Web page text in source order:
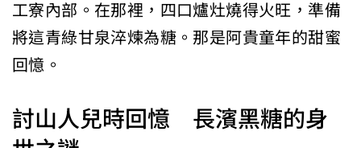
工寮內部。在那裡，四口爐灶燒得火旺，準備
將這青綠甘泉淬煉為糖。那是阿貴童年的甜蜜
回憶。
討山人兒時回憶 長濱黑糖的身